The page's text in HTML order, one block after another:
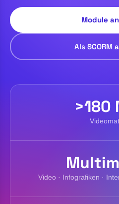
Module
Als SCORM
>180
Video · Infografiken ·